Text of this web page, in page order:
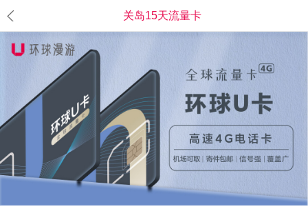
关岛15天流量卡